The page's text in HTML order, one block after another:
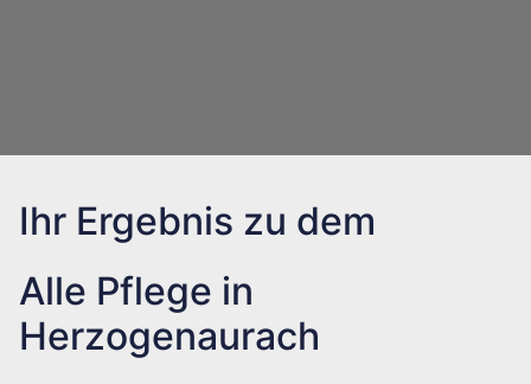
Ihr Ergebnis zu dem
Alle Pflege in
Herzogenaurach